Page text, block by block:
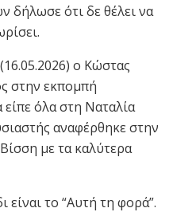
δήλωσε ότι δε θέλει να
ο Κώστας
στην εκπομπή
είπε όλα στη Ναταλία
αναφέρθηκε στην
με τα καλύτερα
το “Αυτή τη φορά”.